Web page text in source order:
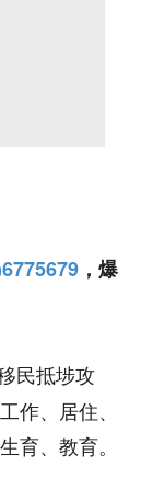
，爆
民抵埗攻
作、居住、
育、教育。